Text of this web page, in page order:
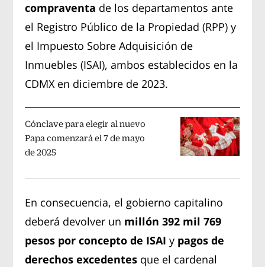
compraventa de los departamentos ante
el Registro Público de la Propiedad (RPP) y
el Impuesto Sobre Adquisición de
Inmuebles (ISAI), ambos establecidos en la
CDMX en diciembre de 2023.
Cónclave para elegir al nuevo
Papa comenzará el 7 de mayo
de 2025
En consecuencia, el gobierno capitalino
deberá devolver un millón 392 mil 769
pesos por concepto de ISAI y pagos de
derechos excedentes que el cardenal